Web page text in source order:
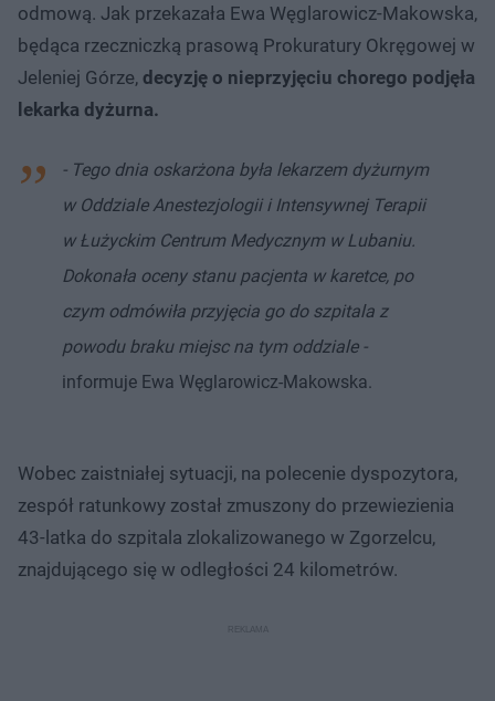
odmową. Jak przekazała Ewa Węglarowicz-Makowska,
będąca rzeczniczką prasową Prokuratury Okręgowej w
Jeleniej Górze, decyzję o nieprzyjęciu chorego podjęła
lekarka dyżurna.
- Tego dnia oskarżona była lekarzem dyżurnym
w Oddziale Anestezjologii i Intensywnej Terapii
w Łużyckim Centrum Medycznym w Lubaniu.
Dokonała oceny stanu pacjenta w karetce, po
czym odmówiła przyjęcia go do szpitala z
powodu braku miejsc na tym oddziale -
informuje Ewa Węglarowicz-Makowska.
Wobec zaistniałej sytuacji, na polecenie dyspozytora,
zespół ratunkowy został zmuszony do przewiezienia
43-latka do szpitala zlokalizowanego w Zgorzelcu,
znajdującego się w odległości 24 kilometrów.